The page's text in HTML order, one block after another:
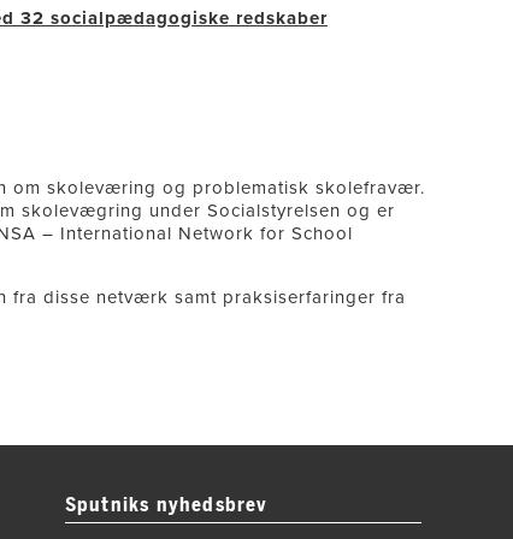
32 socialpædagogiske redskaber
om skoleværing og problematisk skolefravær.
skolevægring under Socialstyrelsen og er
– International Network for School
fra disse netværk samt praksiserfaringer fra
Sputniks nyhedsbrev